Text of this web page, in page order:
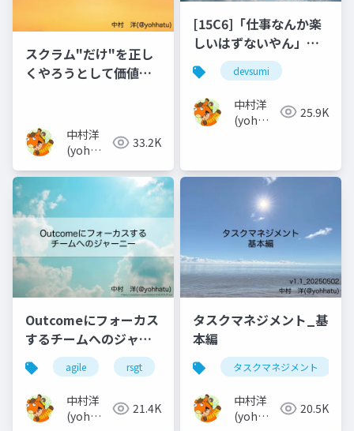
スクラム"だけ"を正し
くやろうとして価値あ
中村洋
(yoh
33.2K
[15C6]「仕事なんか楽
しいはずないやん」に
反発し「ええと思うな
ら、やったらよろしい
やん」を胸に歩んでき
た話_2
devsumi
中村洋
(yoh
25.9K
Outcomeにフォーカス
するチームへのジャー
ニー
agile rsgt
中村洋
(yoh
21.4K
タスクマネジメント_基
本編
タスクマネジメント
中村洋
(yoh
20.5K